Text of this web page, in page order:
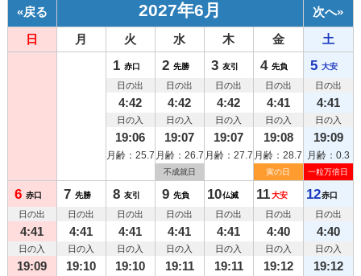
«戻る 2027年6月 次へ»
日
月 火 水 木 金 土
1 赤口
日の出
4:42
日の入
19:06
月齢：25.7
2 先勝
日の出
4:42
日の入
19:07
月齢：26.7
不成就日
3 友引
日の出
4:42
日の入
19:07
月齢：27.7
4 先負
日の出
4:41
日の入
19:08
月齢：28.7
寅の日
5 大安
日の出
4:41
日の入
19:09
月齢：0.3
一粒万倍日
6 赤口
日の出
4:41
日の入
19:09
7 先勝
日の出
4:41
日の入
19:10
8 友引
日の出
4:41
日の入
19:10
9 先負
日の出
4:41
日の入
19:11
10仏滅
日の出
4:41
日の入
19:11
11大安
日の出
4:40
日の入
19:12
12赤口
日の出
4:40
日の入
19:12